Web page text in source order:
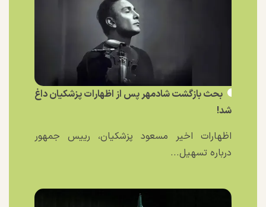
بحث بازگشت شادمهر پس از اظهارات پزشکیان داغ
شد!
اظهارات اخیر مسعود پزشکیان، رییس جمهور
درباره تسهیل...